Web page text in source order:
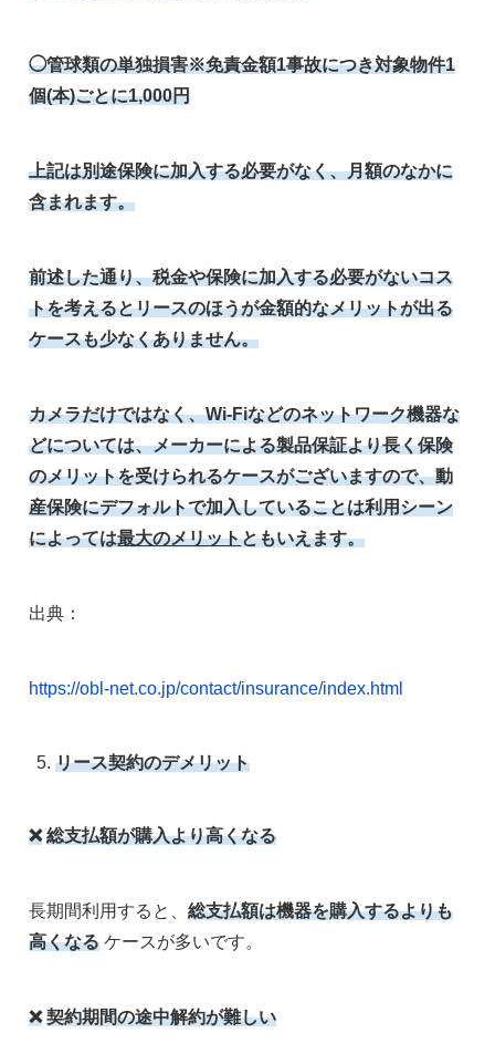
◯管球類の単独損害※免責金額1事故につき対象物件1
個(本)ごとに1,000円
上記は別途保険に加入する必要がなく、月額のなかに
含まれます。
前述した通り、税金や保険に加入する必要がないコス
トを考えるとリースのほうが金額的なメリットが出る
ケースも少なくありません。
カメラだけではなく、Wi-Fiなどのネットワーク機器な
どについては、メーカーによる製品保証より長く保険
のメリットを受けられるケースがございますので、動
産保険にデフォルトで加入していることは利用シーン
によっては最大のメリットともいえます。
出典：
https://obl-net.co.jp/contact/insurance/index.html
リース契約のデメリット
❌ 総支払額が購入より高くなる
長期間利用すると、総支払額は機器を購入するよりも
高くなる ケースが多いです。
❌ 契約期間の途中解約が難しい